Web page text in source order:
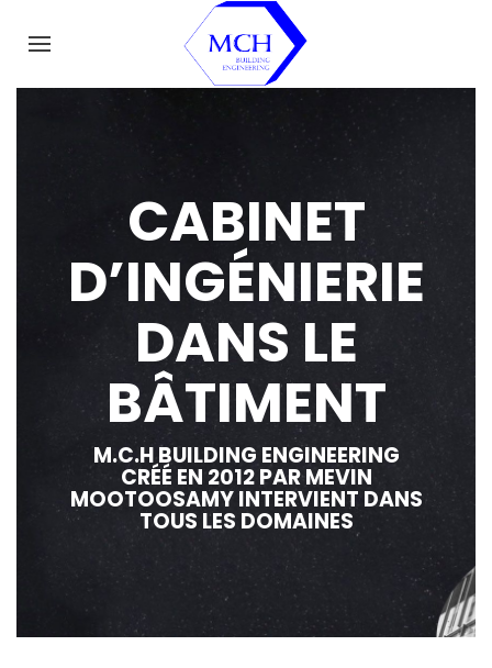
CABINET
D’INGÉNIERIE
DANS LE
BÂTIMENT
M.C.H BUILDING ENGINEERING
CRÉÉ EN 2012 PAR MEVIN
MOOTOOSAMY INTERVIENT DANS
TOUS LES DOMAINES